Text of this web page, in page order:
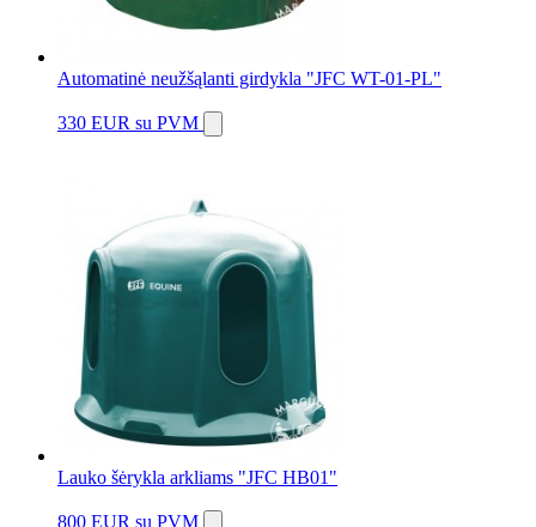
Automatinė neužšąlanti girdykla "JFC WT-01-PL"
330 EUR su PVM
Lauko šėrykla arkliams "JFC HB01"
800 EUR su PVM